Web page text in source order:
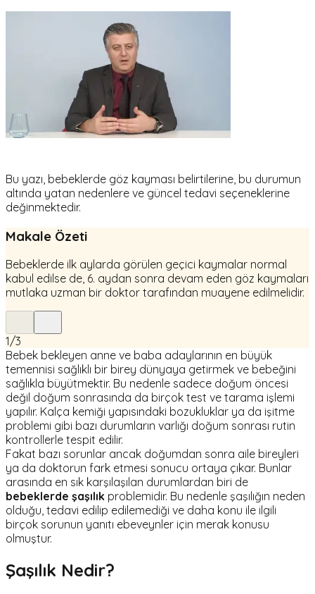
Bu yazı, bebeklerde göz kayması belirtilerine, bu durumun
altında yatan nedenlere ve güncel tedavi seçeneklerine
değinmektedir.
Makale Özeti
Bebeklerde ilk aylarda görülen geçici kaymalar normal
kabul edilse de, 6. aydan sonra devam eden göz kaymaları
mutlaka uzman bir doktor tarafından muayene edilmelidir.
1/3
Bebek bekleyen anne ve baba adaylarının en büyük
temennisi sağlıklı bir birey dünyaya getirmek ve bebeğini
sağlıkla büyütmektir. Bu nedenle sadece doğum öncesi
değil doğum sonrasında da birçok test ve tarama işlemi
yapılır. Kalça kemiği yapısındaki bozukluklar ya da işitme
problemi gibi bazı durumların varlığı doğum sonrası rutin
kontrollerle tespit edilir.
Fakat bazı sorunlar ancak doğumdan sonra aile bireyleri
ya da doktorun fark etmesi sonucu ortaya çıkar. Bunlar
arasında en sık karşılaşılan durumlardan biri de
bebeklerde şaşılık problemidir. Bu nedenle şaşılığın neden
olduğu, tedavi edilip edilemediği ve daha konu ile ilgili
birçok sorunun yanıtı ebeveynler için merak konusu
olmuştur.
Şaşılık Nedir?